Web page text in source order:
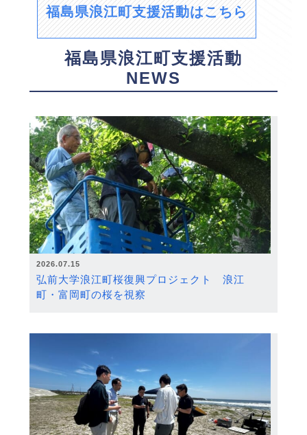
福島県浪江町支援活動はこちら
福島県浪江町支援活動
NEWS
2026.07.15
弘前大学浪江町桜復興プロジェクト 浪江
町・富岡町の桜を視察